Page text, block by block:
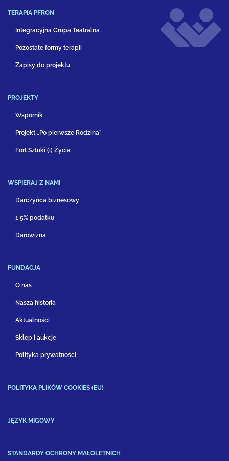
TERAPIA PFRON
Integracyjna Grupa Teatralna
Pozostałe formy terapii
Zapisy do projektu
PROJEKTY
Wspornik
Projekt „Po pierwsze Rodzina”
Fort Sztuki (i) Życia
WSPIERAJ Z NAMI
Darczyńca biznesowy
1,5% podatku
Darowizna
FUNDACJA
O nas
Nasza historia
Aktualności
Sklep i aukcje
Polityka prywatności
POLITYKA PLIKÓW COOKIES (EU)
JĘZYK MIGOWY
STANDARDY OCHRONY MAŁOLETNICH